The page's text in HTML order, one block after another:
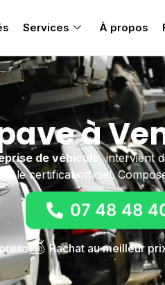
Services À propos
à
de véhicule, intervient
le certificat officiel.
07 48 48
Rachat au meilleur